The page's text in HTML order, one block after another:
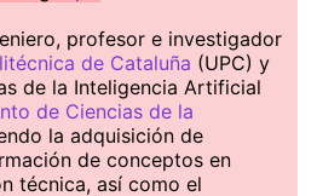
profesor e investigador
de Cataluña (UPC) y
de la Inteligencia Artificial
de Ciencias de la
la adquisición de
de conceptos en
técnica, así como el